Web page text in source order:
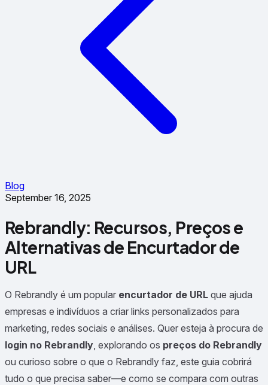
Blog
September 16, 2025
Rebrandly: Recursos, Preços e
Alternativas de Encurtador de
URL
O Rebrandly é um popular encurtador de URL que ajuda
empresas e indivíduos a criar links personalizados para
marketing, redes sociais e análises. Quer esteja à procura de
login no Rebrandly, explorando os preços do Rebrandly
ou curioso sobre o que o Rebrandly faz, este guia cobrirá
tudo o que precisa saber—e como se compara com outras